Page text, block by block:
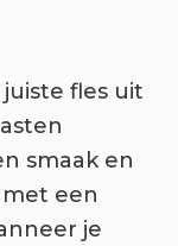
fles uit
smaak en
een
je